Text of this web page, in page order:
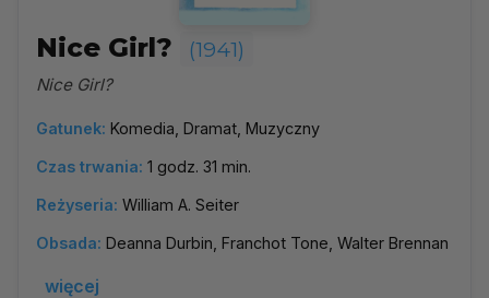
Nice Girl? (1941)
Nice Girl?
Gatunek: Komedia, Dramat, Muzyczny
Czas trwania: 1 godz. 31 min.
Reżyseria: William A. Seiter
Obsada: Deanna Durbin, Franchot Tone, Walter Brennan
więcej